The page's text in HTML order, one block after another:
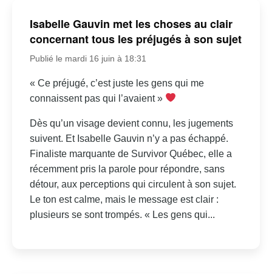
Isabelle Gauvin met les choses au clair
concernant tous les préjugés à son sujet
Publié le mardi 16 juin à 18:31
« Ce préjugé, c’est juste les gens qui me
connaissent pas qui l’avaient »
Dès qu’un visage devient connu, les jugements
suivent. Et Isabelle Gauvin n’y a pas échappé.
Finaliste marquante de Survivor Québec, elle a
récemment pris la parole pour répondre, sans
détour, aux perceptions qui circulent à son sujet.
Le ton est calme, mais le message est clair :
plusieurs se sont trompés. « Les gens qui...